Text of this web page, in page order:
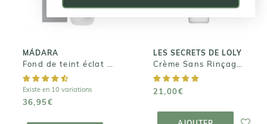
MÁDARA
Existe en 10 variations
36,95€
36,95€
LES SECRETS DE LOLY
21,00€
21,00€
PANIER